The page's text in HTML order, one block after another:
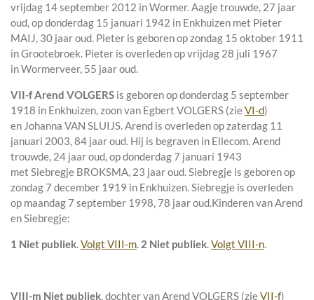
vrijdag 14 september 2012 inWormer. Aagje trouwde, 27 jaar
oud, op donderdag 15 januari 1942 in Enkhuizen met Pieter
MAIJ, 30 jaar oud. Pieter is geboren op zondag 15 oktober 1911
inGrootebroek. Pieter is overleden op vrijdag 28 juli 1967
inWormerveer, 55 jaar oud.
VII-fArend VOLGERS is geboren op donderdag 5 september
1918 in Enkhuizen, zoon van Egbert VOLGERS (zieVI-d)
en Johanna VAN SLUIJS. Arend is overleden op zaterdag 11
januari 2003, 84 jaar oud. Hij is begraven in Ellecom. Arend
trouwde, 24 jaar oud, op donderdag 7 januari 1943
met Siebregje BROKSMA, 23 jaar oud. Siebregje is geboren op
zondag 7 december 1919 in Enkhuizen. Siebregje is overleden
op maandag 7 september 1998, 78 jaar oud.Kinderen van Arend
en Siebregje:
1 Niet publiek.Volgt VIII-m. 2 Niet publiek.Volgt VIII-n.
VIII-m Niet publiek, dochter vanArend VOLGERS (zieVII-f)